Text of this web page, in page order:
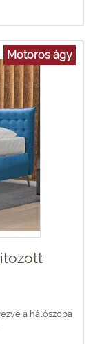
Motoros ágy
a hálószoba